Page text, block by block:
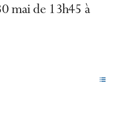
mai de 13h45 à